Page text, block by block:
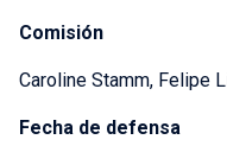
Comisión
Caroline Stamm, Felipe
Fecha de defensa